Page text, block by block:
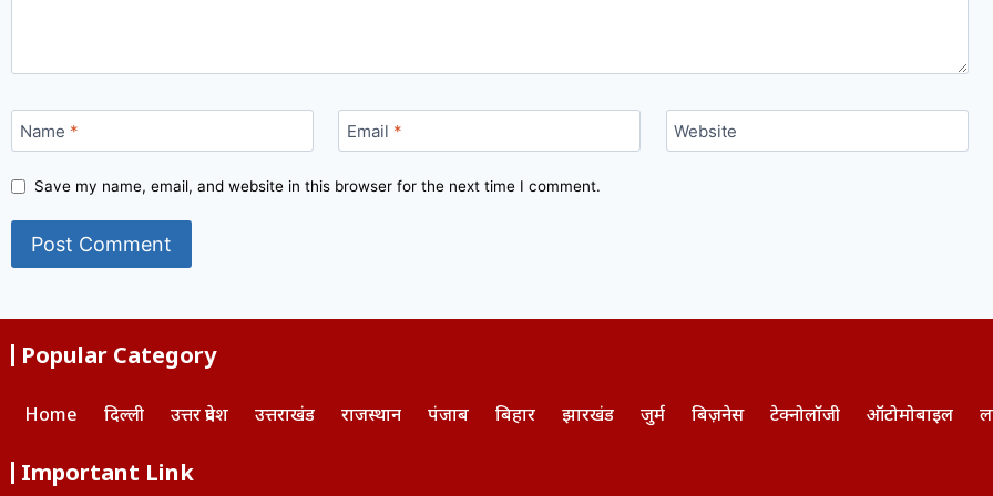
Name * Email * Website
Save my name, email, and website in this browser for the next time I comment.
Popular Category
Home दिल्ली उत्तर प्रदेश उत्तराखंड राजस्थान पंजाब बिहार झारखंड जुर्म बिज़नेस टेक्नोलॉजी ऑटोमोबाइल
Important Link